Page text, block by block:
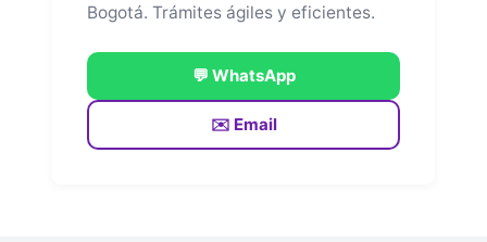
Bogotá. Trámites ágiles y eficientes.
💬 WhatsApp
✉️ Email